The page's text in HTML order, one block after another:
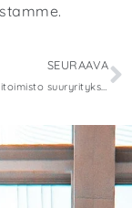
SEURAAVA
Miten valita tilitoimisto suuryritykselle?